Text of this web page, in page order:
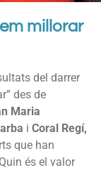
millorar
del darrer
des de
Maria
i Coral Regí,
que han
Quin és el valor